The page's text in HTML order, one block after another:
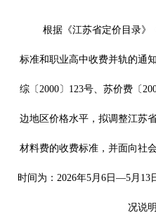
根据《江苏省定价目录》
标准和职业高中收费并轨的通
综〔2000〕123号、苏价费〔
边地区价格水平，拟调整江苏
材料费的收费标准，并面向社
时间为：2026年5月6日—5月13
况说